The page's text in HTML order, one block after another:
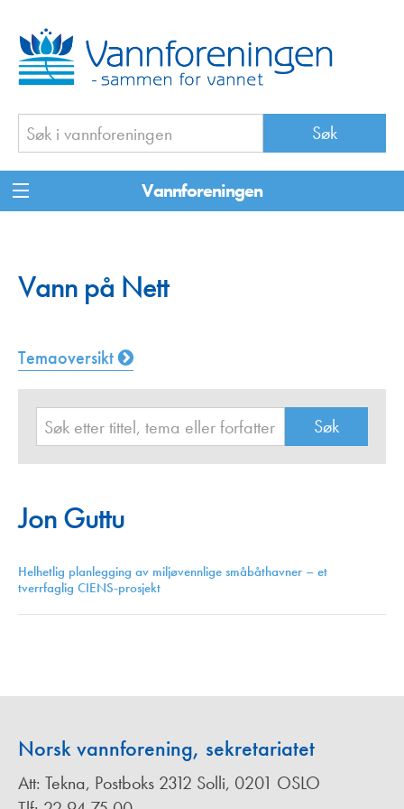
Vannforeningen
Vann på Nett
Temaoversikt
Jon Guttu
Helhetlig planlegging av miljøvennlige småbåthavner – et
tverrfaglig CIENS-prosjekt
Norsk vannforening, sekretariatet
Att: Tekna, Postboks 2312 Solli, 0201 OSLO